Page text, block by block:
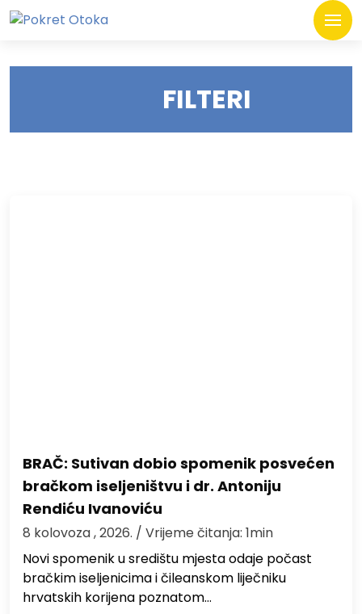
FILTERI
BRAČ: Sutivan dobio spomenik posvećen
bračkom iseljeništvu i dr. Antoniju
Rendiću Ivanoviću
8 kolovoza , 2026. / Vrijeme čitanja: 1min
Novi spomenik u središtu mjesta odaje počast
bračkim iseljenicima i čileanskom liječniku
hrvatskih korijena poznatom…